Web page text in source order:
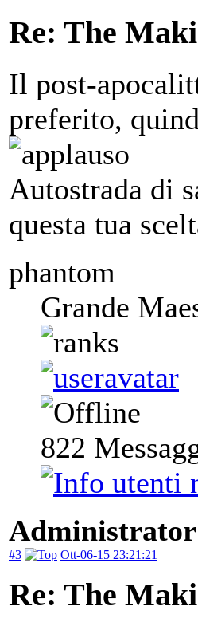
Re: The
Il post-
preferito,
Autostrada di
questa tua
phantom
Grande
822
Administrator
#3 Ott-06-15 23:21:21
Re: The